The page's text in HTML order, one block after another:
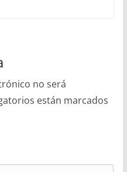
no será
están marcados